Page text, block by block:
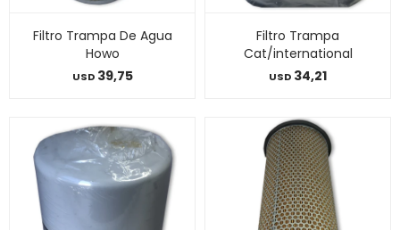
Filtro Trampa De Agua
Howo
USD 39,75
Filtro Trampa
Cat/international
USD 34,21